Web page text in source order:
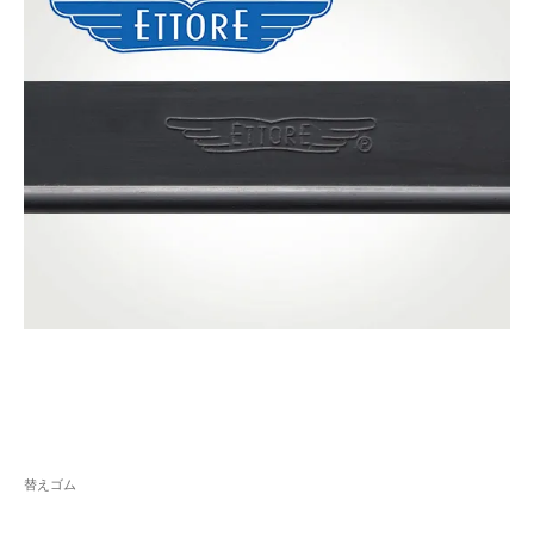
替えゴム